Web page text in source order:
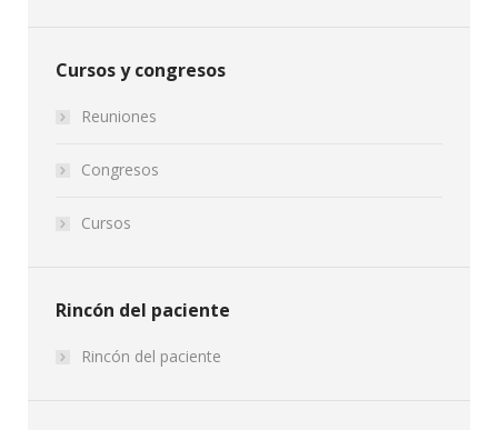
Cursos y congresos
Reuniones
Congresos
Cursos
Rincón del paciente
Rincón del paciente